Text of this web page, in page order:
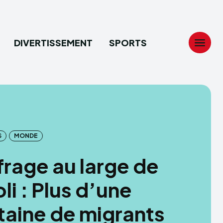
DIVERTISSEMENT SPORTS
MONDE
au large de
: Plus d’une
de migrants